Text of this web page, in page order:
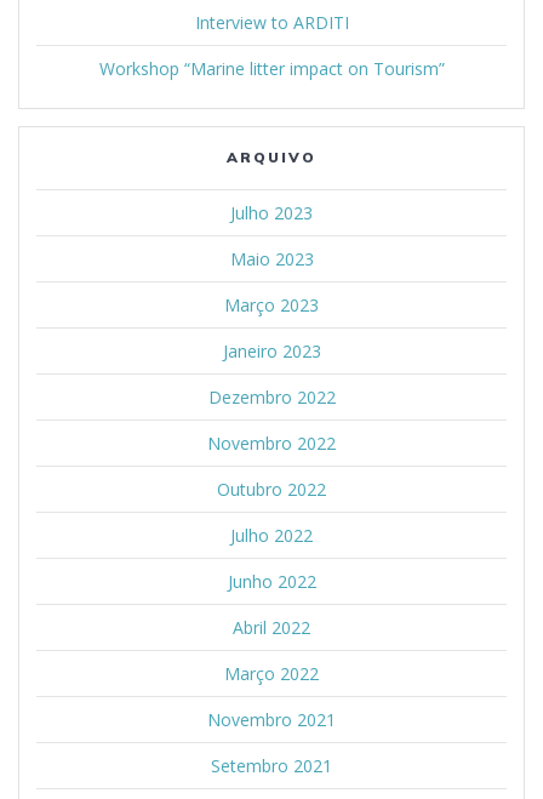
Interview to ARDITI
Workshop “Marine litter impact on Tourism”
ARQUIVO
Julho 2023
Maio 2023
Março 2023
Janeiro 2023
Dezembro 2022
Novembro 2022
Outubro 2022
Julho 2022
Junho 2022
Abril 2022
Março 2022
Novembro 2021
Setembro 2021